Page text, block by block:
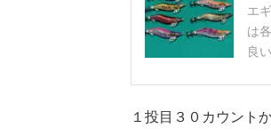
エ
は
良
１投目３０カウント